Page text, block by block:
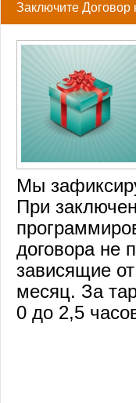
Заключите
Мы
При
договора не
зависящие
месяц. За
0 до 2,5